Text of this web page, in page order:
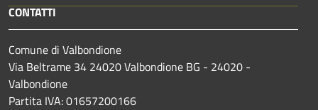
CONTATTI
Comune di Valbondione
Via Beltrame 34 24020 Valbondione BG - 24020 -
Valbondione
Partita IVA: 01657200166